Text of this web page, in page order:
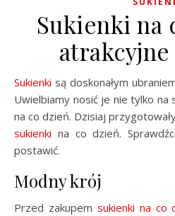
Sukienki na
Sukienki są doskonałym
Uwielbiamy nosić je nie tylko na
na co dzień. Dzisiaj
sukienki na co dzień.
postawić.
Modny krój
Przed zakupem sukienki na co